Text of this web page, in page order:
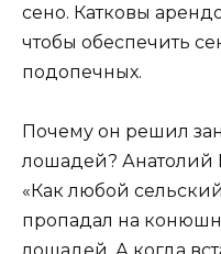
сено. Катковы
чтобы обеспечить
подопечных.
Почему он решил
лошадей? Анатолий
«Как любой
пропадал на